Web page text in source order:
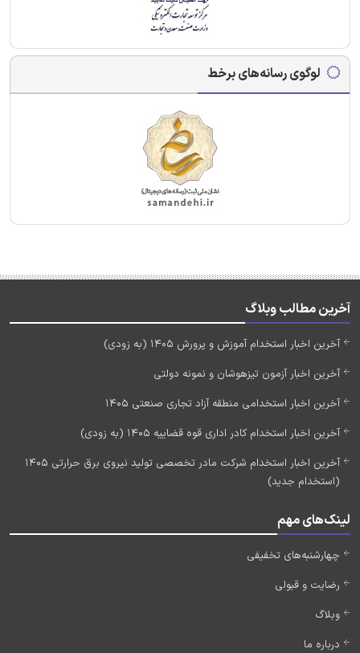
لوگوی رسانه‌های برخط
آخرین مطالب وبلاگ
آخرین اخبار استخدام آموزش و پرورش 1405 (به زودی)
آخرین اخبار آزمون تیزهوشان و نمونه دولتی
آخرین اخبار استخدامی منطقه آزاد تجاری صنعتی 1405
آخرین اخبار استخدام کادر اداری قوه قضاییه 1405 (به زودی)
آخرین اخبار استخدام شرکت مادر تخصصی تولید نیروی برق حرارتی 1405
(استخدام جدید)
لینک‌های مهم
چهارشنبه‌های تخفیفی
رضایت و قبولی
وبلاگ
درباره ما